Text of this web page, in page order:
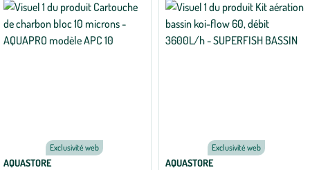
Exclusivité web
AQUASTORE
Exclusivité web
AQUASTORE